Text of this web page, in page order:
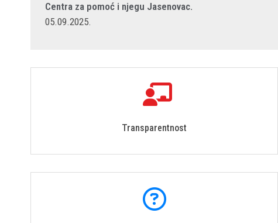
Centra za pomoć i njegu Jasenovac.
05.09.2025.
Transparentnost